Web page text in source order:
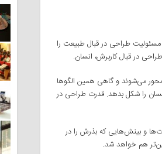
طراحی در قبال طبیعت را
در قبال کاربرش‌، انسان.
می‌شوند و گاهی همین الگوها
را شکل بدهد. قدرت طراحی در
و بینش‌هایی که بذرش را در
هم خواهد شد.